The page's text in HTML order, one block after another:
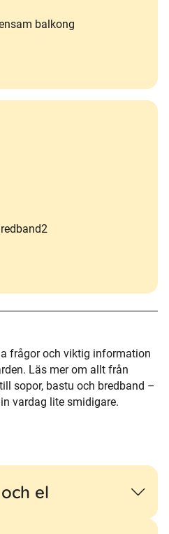
balkong
frågor och viktig information
Läs mer om allt från
sopor, bastu och bredband –
vardag lite smidigare.
el